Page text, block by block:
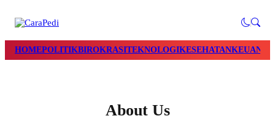
HOMEPOLITIKBIROKRASITEKNOLOGIKESEHATAN
About Us